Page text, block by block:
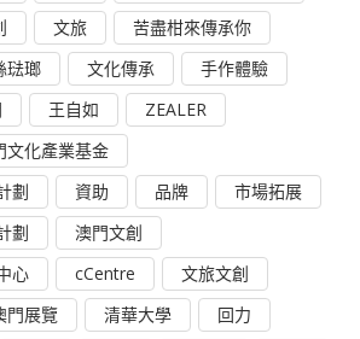
文旅
苦盡柑來傳承你
琺瑯 文化傳承
手作體驗
王自如
ZEALER
文化產業基金
劃
資助 品牌
市場拓展
劃
澳門文創
心
cCentre
文旅文創
門展覽 清華大學
回力